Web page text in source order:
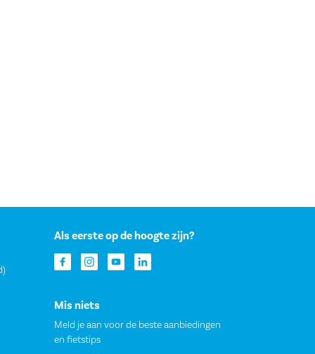
Als eerste op de hoogte zijn?
Mis niets
Meld je aan voor de beste aanbiedingen
en fietstips